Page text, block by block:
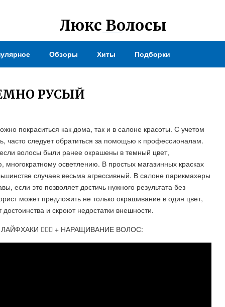
Люкс Волосы
Обзоры Хиты Подборки
РУСЫЙ
покраситься как дома, так и в салоне красоты. С учетом
часто следует обратиться за помощью к профессионалам.
волосы были ранее окрашены в темный цвет,
осветлению. В простых магазинных красках
случаев весьма агрессивный. В салоне парикмахеры
это позволяет достичь нужного результата без
может предложить не только окрашивание в один цвет,
и скроют недостатки внешности.
💇🏽‍♀️ + НАРАЩИВАНИЕ ВОЛОС: